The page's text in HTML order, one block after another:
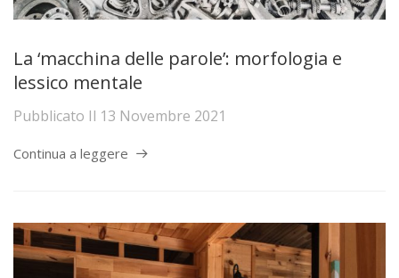
La ‘macchina delle parole’: morfologia e
lessico mentale
Pubblicato Il 13 Novembre 2021
Continua a leggere